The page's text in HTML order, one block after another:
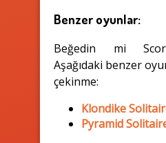
Benzer oyunlar:
Beğedin mi
Aşağıdaki benzer
çekinme:
Klondike
Pyramid